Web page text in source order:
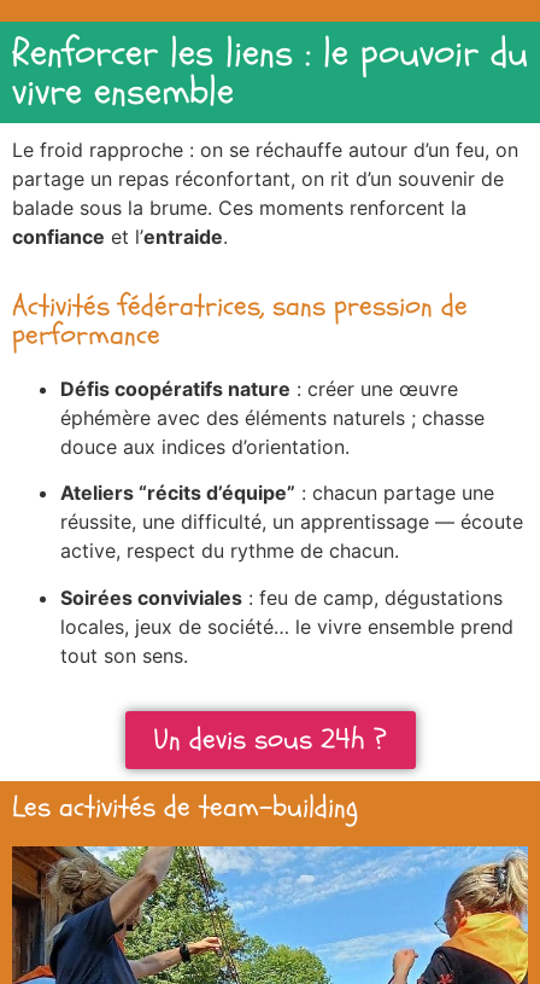
Renforcer les liens : le pouvoir du
vivre ensemble
Le froid rapproche : on se réchauffe autour d’un feu, on
partage un repas réconfortant, on rit d’un souvenir de
balade sous la brume. Ces moments renforcent la
confiance et l’entraide.
Activités fédératrices, sans pression de
performance
Défis coopératifs nature : créer une œuvre
éphémère avec des éléments naturels ; chasse
douce aux indices d’orientation.
Ateliers “récits d’équipe” : chacun partage une
réussite, une difficulté, un apprentissage — écoute
active, respect du rythme de chacun.
Soirées conviviales : feu de camp, dégustations
locales, jeux de société… le vivre ensemble prend
tout son sens.
Un devis sous 24h ?
Les activités de team-building